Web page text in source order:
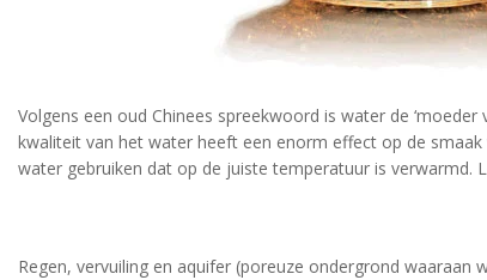
Volgens een oud Chinees spreekwoord is water de
kwaliteit van het water heeft een enorm effect op de
water gebruiken dat op de juiste temperatuur is verwarmd.
Regen, vervuiling en aquifer (poreuze ondergrond